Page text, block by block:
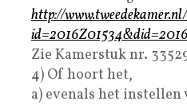
http://
Zie Kamerstuk nr.
4) Of hoort het,
a) evenals het instellen